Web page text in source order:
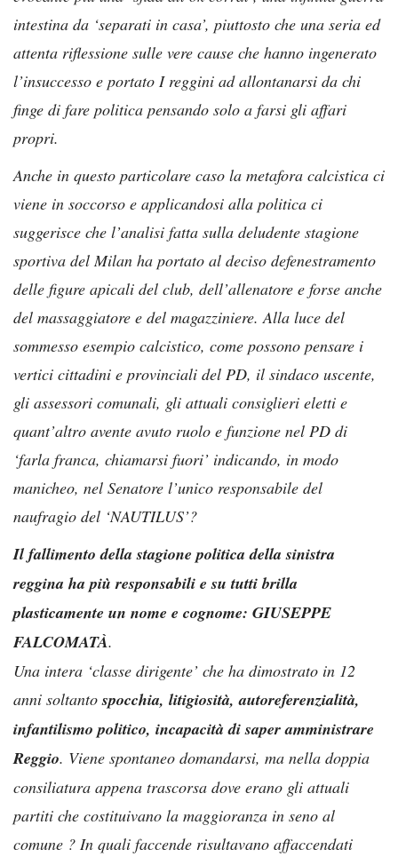
intestina da ‘separati in casa’, piuttosto che una seria ed
attenta riflessione sulle vere cause che hanno ingenerato
l’insuccesso e portato I reggini ad allontanarsi da chi
finge di fare politica pensando solo a farsi gli affari
propri.
Anche in questo particolare caso la metafora calcistica ci
viene in soccorso e applicandosi alla politica ci
suggerisce che l’analisi fatta sulla deludente stagione
sportiva del Milan ha portato al deciso defenestramento
delle figure apicali del club, dell’allenatore e forse anche
del massaggiatore e del magazziniere. Alla luce del
sommesso esempio calcistico, come possono pensare i
vertici cittadini e provinciali del PD, il sindaco uscente,
gli assessori comunali, gli attuali consiglieri eletti e
quant’altro avente avuto ruolo e funzione nel PD di
‘farla franca, chiamarsi fuori’ indicando, in modo
manicheo, nel Senatore l’unico responsabile del
naufragio del ‘NAUTILUS’?
Il fallimento della stagione politica della sinistra
reggina ha più responsabili e su tutti brilla
plasticamente un nome e cognome: GIUSEPPE
FALCOMATÀ.
Una intera ‘classe dirigente’ che ha dimostrato in 12
anni soltantospocchia, litigiosità, autoreferenzialità,
infantilismo politico, incapacità di saper amministrare
Reggio. Viene spontaneo domandarsi, ma nella doppia
consiliatura appena trascorsa dove erano gli attuali
partiti che costituivano la maggioranza in seno al
comune ? In quali faccende risultavano affaccendati